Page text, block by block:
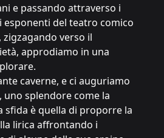
e passando attraverso i
del teatro comico
zigzagando verso il
approdiamo in una
caverne, e ci auguriamo
uno splendore come la
sfida è quella di proporre la
lirica affrontando i